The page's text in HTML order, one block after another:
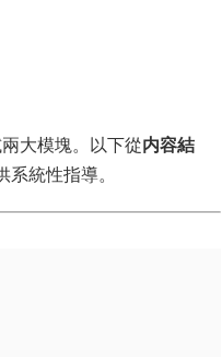
大模塊。以下從内容結
統性指導。